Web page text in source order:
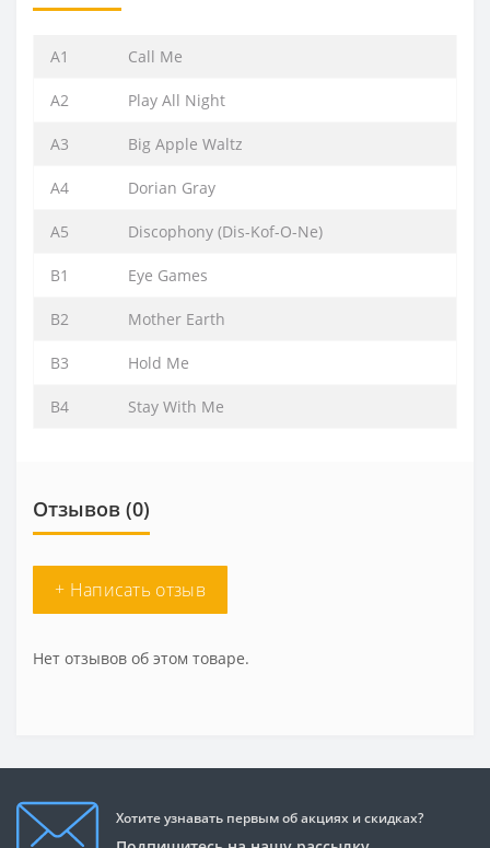
A1 Call Me
A2 Play All Night
A3 Big Apple Waltz
A4 Dorian Gray
A5 Discophony (Dis-Kof-O-Ne)
B1 Eye Games
B2 Mother Earth
B3 Hold Me
B4 Stay With Me
Отзывов (0)
+ Написать отзыв
Нет отзывов об этом товаре.
Хотите узнавать первым об акциях и скидках?